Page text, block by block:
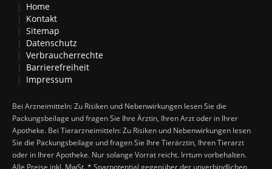
Home
Kontakt
Sitemap
Datenschutz
Verbraucherrechte
Barrierefreiheit
Impressum
Bei Arzneimitteln: Zu Risiken und Nebenwirkungen lesen Sie die
Packungsbeilage und fragen Sie Ihre Ärztin, Ihren Arzt oder in Ihrer
Apotheke. Bei Tierarzneimitteln: Zu Risiken und Nebenwirkungen lesen
Sie die Packungsbeilage und fragen Sie Ihre Tierärztin, Ihren Tierarzt
oder in Ihrer Apotheke. Nur solange Vorrat reicht. Irrtum vorbehalten.
Alle Preise inkl. MwSt. * Sparpotential gegenüber der unverbindlichen